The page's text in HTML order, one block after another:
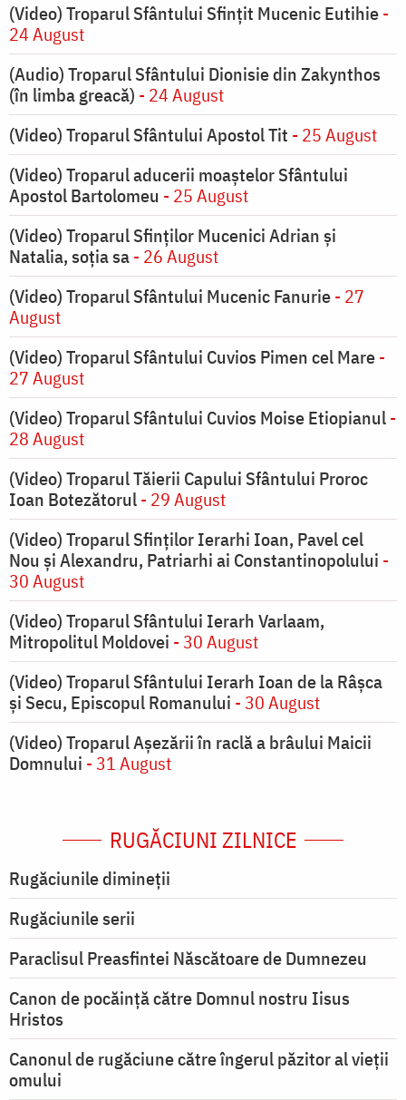
(Video) Troparul Sfântului Sfințit Mucenic Eutihie-
24 August
(Audio) Troparul Sfântului Dionisie din Zakynthos
(în limba greacă) - 24 August
(Video) Troparul Sfântului Apostol Tit - 25 August
(Video) Troparul aducerii moaștelor Sfântului
Apostol Bartolomeu - 25 August
(Video) Troparul Sfinților Mucenici Adrian și
Natalia, soția sa- 26 August
(Video) Troparul Sfântului Mucenic Fanurie- 27
August
(Video) Troparul Sfântului Cuvios Pimen cel Mare-
27 August
(Video) Troparul Sfântului Cuvios Moise Etiopianul-
28 August
(Video) Troparul Tăierii Capului Sfântului Proroc
Ioan Botezătorul- 29 August
(Video) Troparul Sfinților Ierarhi Ioan, Pavel cel
Nou și Alexandru, Patriarhi ai Constantinopolului -
30 August
(Video) Troparul Sfântului Ierarh Varlaam,
Mitropolitul Moldovei - 30 August
(Video) Troparul Sfântului Ierarh Ioan de la Râșca
și Secu, Episcopul Romanului - 30 August
(Video) Troparul Așezării în raclă a brâului Maicii
Domnului - 31 August
RUGĂCIUNI ZILNICE
Rugăciunile dimineții
Rugăciunile serii
Paraclisul Preasfintei Născătoare de Dumnezeu
Canon de pocăință către Domnul nostru Iisus
Hristos
Canonul de rugăciune către îngerul păzitor al vieții
omului